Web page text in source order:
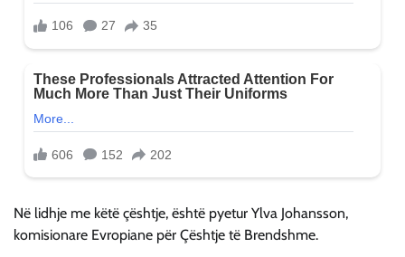
Në lidhje me këtë çështje, është pyetur Ylva Johansson,
komisionare Evropiane për Çështje të Brendshme.